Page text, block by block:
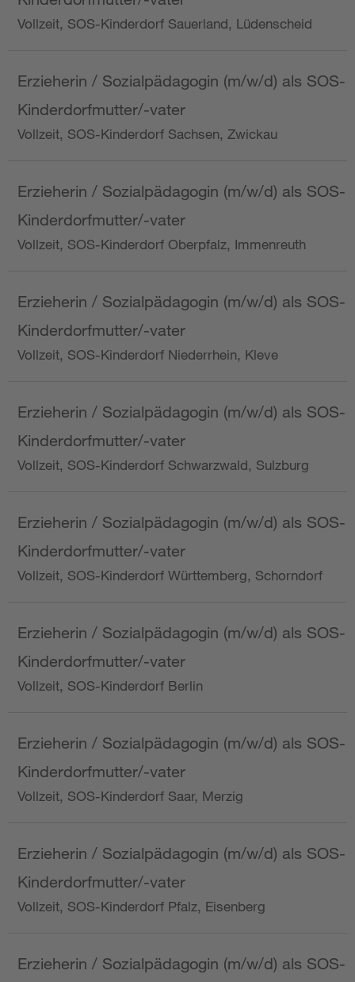
Vollzeit, SOS-Kinderdorf Sauerland, Lüdenscheid
Erzieherin / Sozialpädagogin (m/w/d) als SOS-
Kinderdorfmutter/-vater
Vollzeit, SOS-Kinderdorf Sachsen, Zwickau
Erzieherin / Sozialpädagogin (m/w/d) als SOS-
Kinderdorfmutter/-vater
Vollzeit, SOS-Kinderdorf Oberpfalz, Immenreuth
Erzieherin / Sozialpädagogin (m/w/d) als SOS-
Kinderdorfmutter/-vater
Vollzeit, SOS-Kinderdorf Niederrhein, Kleve
Erzieherin / Sozialpädagogin (m/w/d) als SOS-
Kinderdorfmutter/-vater
Vollzeit, SOS-Kinderdorf Schwarzwald, Sulzburg
Erzieherin / Sozialpädagogin (m/w/d) als SOS-
Kinderdorfmutter/-vater
Vollzeit, SOS-Kinderdorf Württemberg, Schorndorf
Erzieherin / Sozialpädagogin (m/w/d) als SOS-
Kinderdorfmutter/-vater
Vollzeit, SOS-Kinderdorf Berlin
Erzieherin / Sozialpädagogin (m/w/d) als SOS-
Kinderdorfmutter/-vater
Vollzeit, SOS-Kinderdorf Saar, Merzig
Erzieherin / Sozialpädagogin (m/w/d) als SOS-
Kinderdorfmutter/-vater
Vollzeit, SOS-Kinderdorf Pfalz, Eisenberg
Erzieherin / Sozialpädagogin (m/w/d) als SOS-